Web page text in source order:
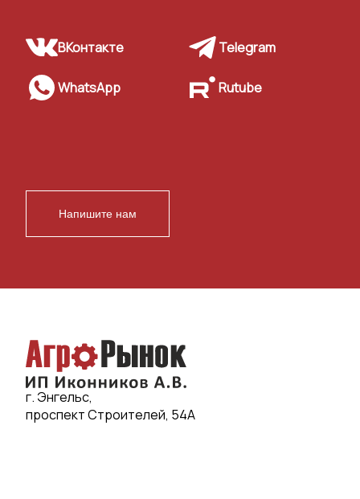
ВКонтакте Telegram
WhatsApp Rutube
Напишите нам
г. Энгельс,
проспект Строителей, 54А